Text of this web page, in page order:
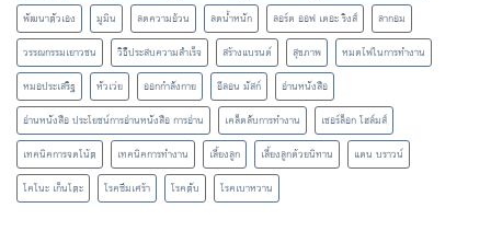
พัฒนาตัวเอง
มูมิน ลดความอ้วน ลดน้ำหนัก ลอร์ด ออฟ เดอะ ริงส์
ลากอม
วรรณกรรมเยาวชน
วิธีประสบความสำเร็จ สร้างแบรนด์ สุขภาพ
หมดไฟในการทำงาน
หมอประเสริฐ
หัวเว่ย ออกกำลังกาย อีลอน มัสก์
อ่านหนังสือ
อ่านหนังสือ ประโยชน์การอ่านหนังสือ การอ่าน
เคล็ดลับการทำงาน
เชอร์ล็อก โฮล์มส์
เทคนิคการจดโน้ต
เทคนิคการทำงาน เลี้ยงลูก เลี้ยงลูกด้วยนิทาน
แดน บราวน์
โคโนะ เก็นโตะ
โรคซึมเศร้า โรคตับ โรคเบาหวาน